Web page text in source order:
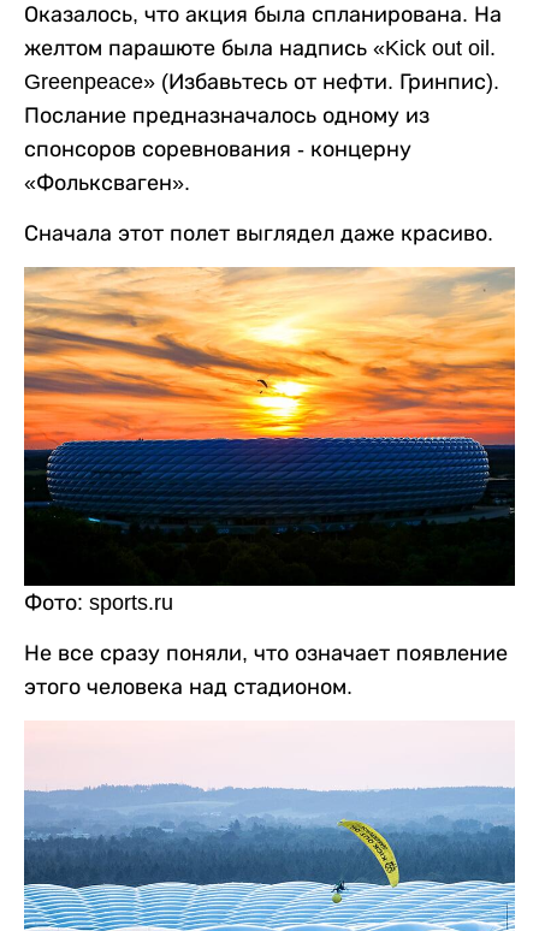
Оказалось, что акция была спланирована. На
желтом парашюте была надпись «Kick out oil.
Greenpeace» (Избавьтесь от нефти. Гринпис).
Послание предназначалось одному из
спонсоров соревнования - концерну
«Фольксваген».
Сначала этот полет выглядел даже красиво.
Фото: sports.ru
Не все сразу поняли, что означает появление
этого человека над стадионом.